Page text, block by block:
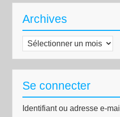
Archives
Archives
Se connecter
Identifiant ou adresse e-mail